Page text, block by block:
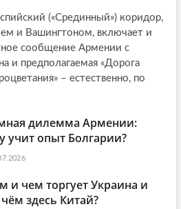
(«Срединный») коридор,
и Вашингтоном, включает и
сообщение Армении с
и предполагаемая «Дорога
– естественно, по
дилемма Армении:
учит опыт Болгарии?
и чем торгует Украина и
здесь Китай?